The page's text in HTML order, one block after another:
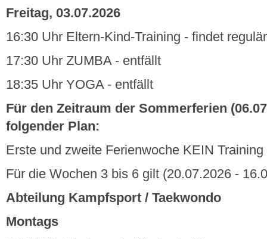
Freitag, 03.07.2026
16:30 Uhr Eltern-Kind-Training - findet
17:30 Uhr ZUMBA - entfällt
18:35 Uhr YOGA - entfällt
Für den Zeitraum der Sommerferien
folgender Plan:
Erste und zweite Ferienwoche KEIN Training
Für die Wochen 3 bis 6 gilt (20.07.2026 -
Abteilung Kampfsport / Taekwondo
Montags